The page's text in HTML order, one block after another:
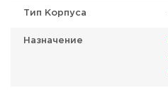
Тип Корпуса
Назначение